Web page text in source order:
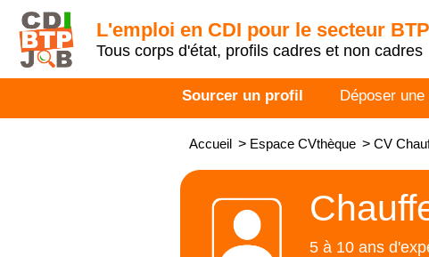
L'emploi en CDI pour le secteur BTP
Tous corps d'état, profils cadres et non cadres
Sourcer un profil Déposer une
Accueil > Espace CVthèque > CV
5 à 10 ans